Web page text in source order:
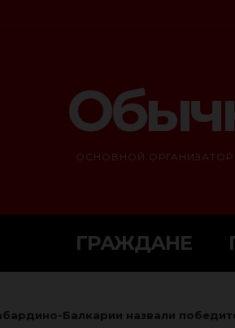
ОСНОВНОЙ
ГРАЖДАНЕ
Балкарии назвали